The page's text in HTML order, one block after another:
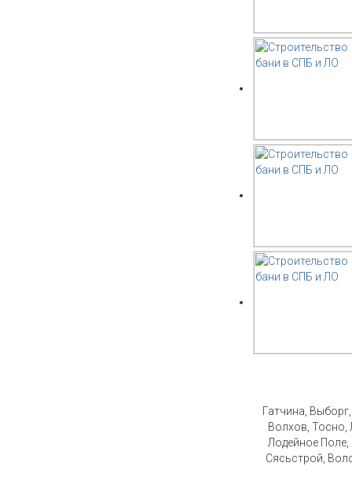
Гатчина,
Волхов, Тосно,
Лодейное
Сясьстрой,